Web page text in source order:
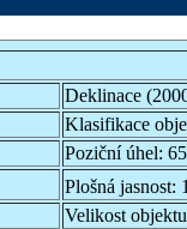
Deklinace
Klasifikace
Poziční úhel:
Plošná jasnost:
Velikost